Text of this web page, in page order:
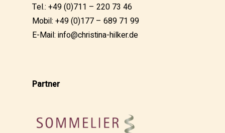
Tel.: +49 (0)711 – 220 73 46
Mobil: +49 (0)177 – 689 71 99
E-Mail: info@christina-hilker.de
Partner